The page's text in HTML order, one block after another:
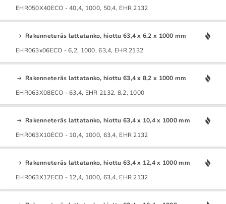
EHR050X40ECO - 40,4, 1000, 50,4, EHR 2132
Rakenneteräs lattatanko, hiottu 63,4 x 6,2 x 1000 mm
EHR063x06ECO - 6,2, 1000, 63,4, EHR 2132
Rakenneteräs lattatanko, hiottu 63,4 x 8,2 x 1000 mm
EHR063X08ECO - 63,4, EHR 2132, 8,2, 1000
Rakenneteräs lattatanko, hiottu 63,4 x 10,4 x 1000 mm
EHR063X10ECO - 10,4, 1000, 63,4, EHR 2132
Rakenneteräs lattatanko, hiottu 63,4 x 12,4 x 1000 mm
EHR063X12ECO - 12,4, 1000, 63,4, EHR 2132